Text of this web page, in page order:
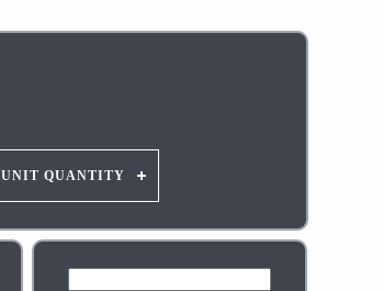
UNIT QUANTITY